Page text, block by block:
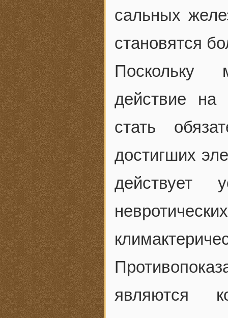
сальных
становятся
Поскольку
действие
стать
достигших
действует
являются